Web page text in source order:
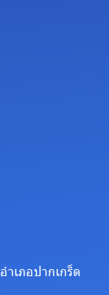
เภอปากเกร็ด